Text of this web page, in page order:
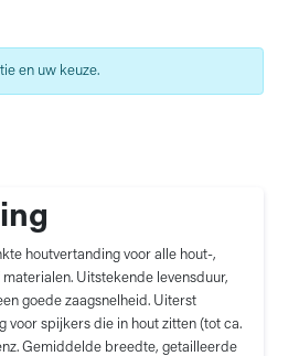
houtvertanding voor alle hout-,
Uitstekende levensduur,
goede zaagsnelheid. Uiterst
voor spijkers die in hout zitten (tot ca.
Gemiddelde breedte, getailleerde
en uw keuze.